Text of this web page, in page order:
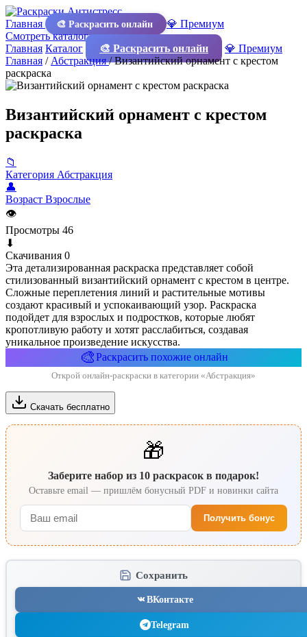
Главная 🎨 Раскрасить онлайн
💎 Премиум
Смотреть каталог
Главная Каталог 🎨 Раскрасить онлайн
💎 Премиум
Главная / Абстракция/Византийский орнамент с крестом
раскраска
Византийский орнамент с крестом
раскраска
📁
Категория Абстракция
👤
Возраст Взрослые
👁
Просмотры 46
⬇
Скачивания 0
Эта детализированная раскраска представляет собой
стилизованный византийский орнамент с крестом в центре.
Сложные переплетения линий и растительные мотивы
создают красивый и успокаивающий узор. Раскраска
подойдет для взрослых и подростков, которые любят
кропотливую работу и хотят расслабиться, создавая
уникальное произведение искусства.
🎨Раскрасить похожие онлайн
Открой онлайн-раскраски в категории «Абстракция»
Скачать бесплатно
🎁
Заберите набор из 10 раскрасок в подарок!
Оставьте email — пришлём бонусный PDF и новинки сайта
Получить бонус
Сохранить
ВКонтакте
Telegram